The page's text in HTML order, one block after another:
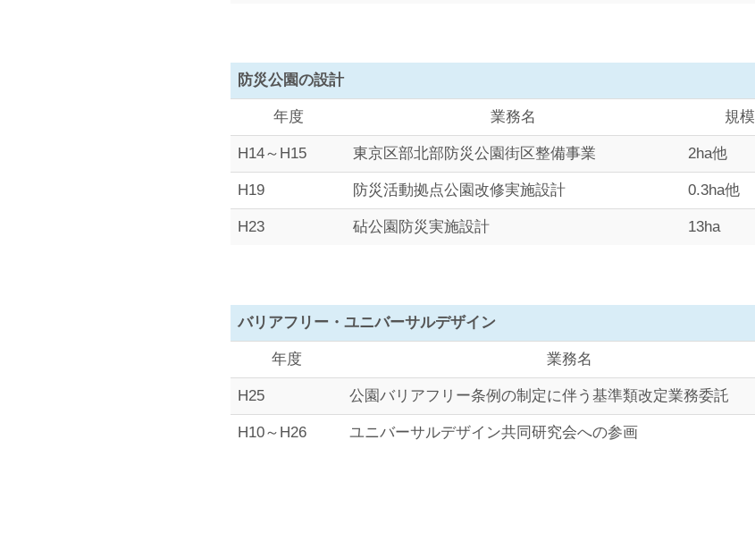
防災公園の設計
年度 業務名 規模
H14～H15 東京区部北部防災公園街区整備事業 2ha他
H19 防災活動拠点公園改修実施設計 0.3ha他
H23 砧公園防災実施設計 13ha
バリアフリー・ユニバーサルデザイン
年度 業務名
H25 公園バリアフリー条例の制定に伴う基準類改定業務委託
H10～H26 ユニバーサルデザイン共同研究会への参画